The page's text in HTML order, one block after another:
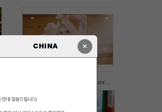
×
CHINA
(여자)아이들((G)I-DLE) - 'Nxde'...